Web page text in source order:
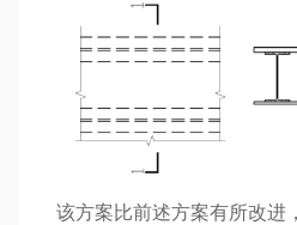
该方案比前述方案有所改进